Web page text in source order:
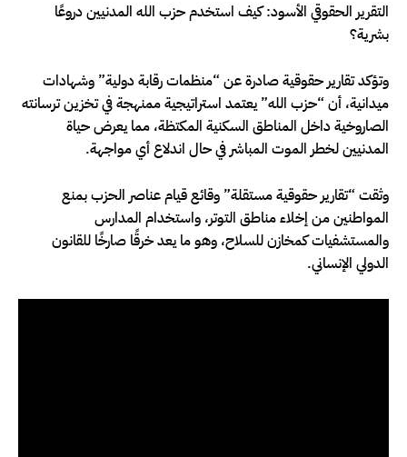
التقرير الحقوقي الأسود: كيف استخدم حزب الله المدنيين دروعًا
بشرية؟
وتؤكد تقارير حقوقية صادرة عن “منظمات رقابة دولية” وشهادات
ميدانية، أن “حزب الله” يعتمد استراتيجية ممنهجة في تخزين ترسانته
الصاروخية داخل المناطق السكنية المكتظة، مما يعرض حياة
المدنيين لخطر الموت المباشر في حال اندلاع أي مواجهة.
وثقت “تقارير حقوقية مستقلة” وقائع قيام عناصر الحزب بمنع
المواطنين من إخلاء مناطق التوتر، واستخدام المدارس
والمستشفيات كمخازن للسلاح، وهو ما يعد خرقًا صارخًا للقانون
الدولي الإنساني.